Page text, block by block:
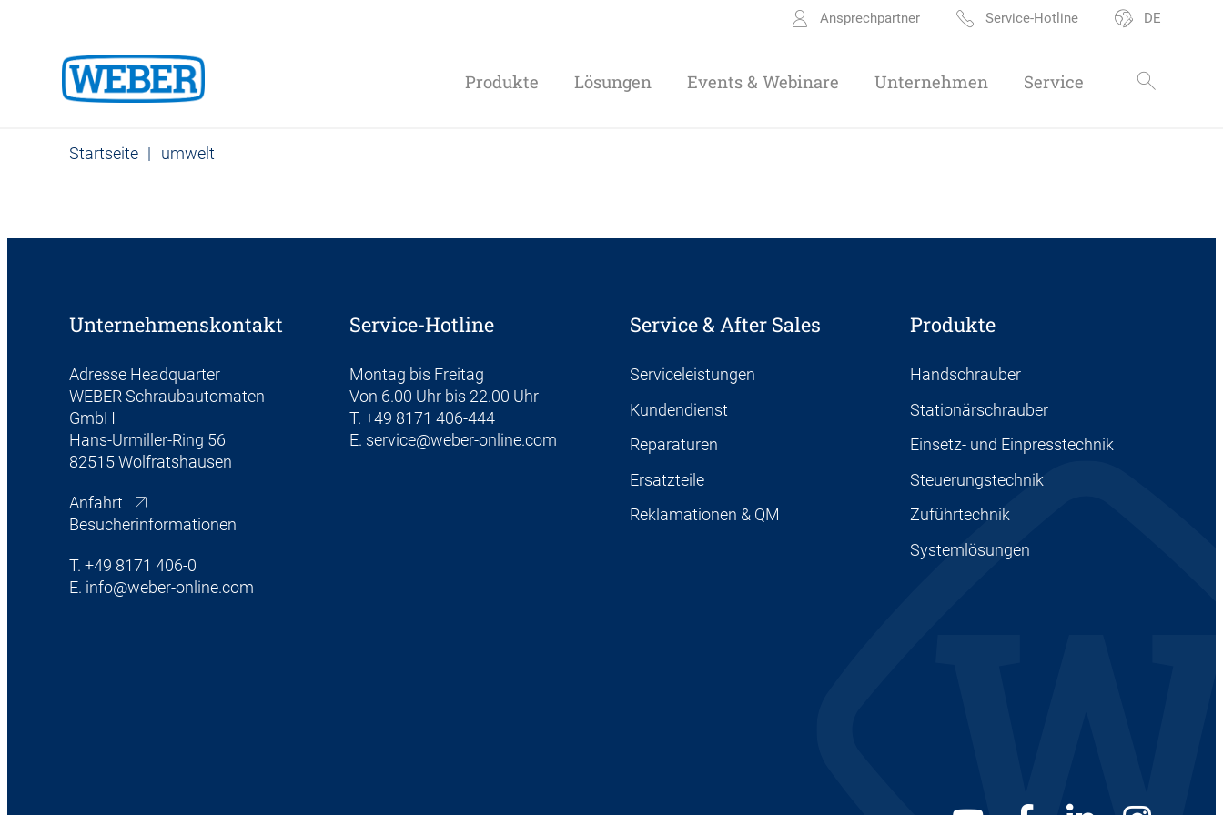
Ansprechpartner Service-Hotline DE
Produkte Lösungen Events & Webinare Unternehmen Service
Startseite | umwelt
Unternehmenskontakt
Adresse Headquarter
WEBER Schraubautomaten
GmbH
Hans-Urmiller-Ring 56
82515 Wolfratshausen
Anfahrt
Besucherinformationen
T. +49 8171 406-0
E. info@weber-online.com
Service-Hotline
Montag bis Freitag
Von 6.00 Uhr bis 22.00 Uhr
T. +49 8171 406-444
E. service@weber-online.com
Service & After Sales
Serviceleistungen
Kundendienst
Reparaturen
Ersatzteile
Reklamationen & QM
Produkte
Handschrauber
Stationärschrauber
Einsetz- und Einpresstechnik
Steuerungstechnik
Zuführtechnik
Systemlösungen